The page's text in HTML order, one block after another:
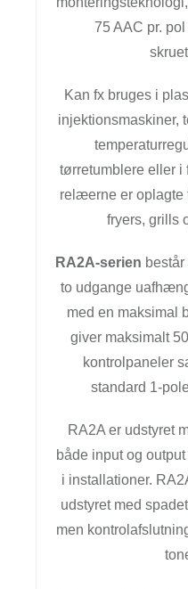
75 AAC pr.
Kan fx bruges i
injektionsmaskiner,
tørretumblere eller i
relæerne er oplagte
fryers, grills
RA2A-serien
to udgange
med en maksimal
giver maksimalt
kontrolpaneler
standard 1-
RA2A er udstyret
både input og
i installationer.
udstyret med
men